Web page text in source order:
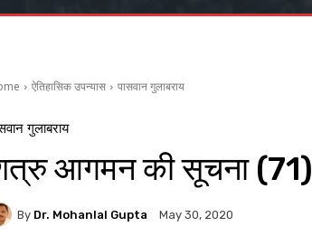
ऐतिहासिक उपन्यास पासवान गुलाबराय
गुलाबराय
आगमन की सूचना (71)
By Dr. Mohanlal Gupta May 30, 2020